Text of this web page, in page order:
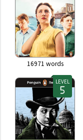
16971 words
LEVEL